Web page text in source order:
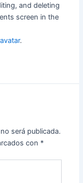
and deleting
screen in the
.
será publicada.
con *